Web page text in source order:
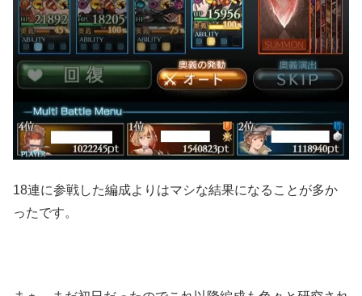
18連に参戦した編成よりはマシな結果になることが多か
ったです。